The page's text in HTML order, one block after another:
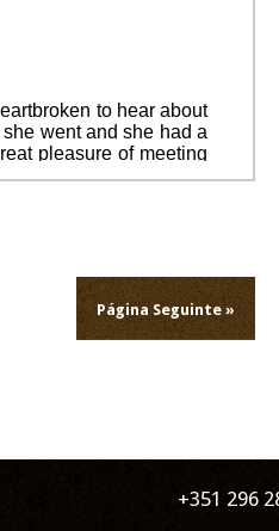
to hear about
went and she had a
pleasure of meeting
time with her, even if it
Página Seguinte »
+351 296